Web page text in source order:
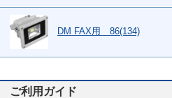
DM FAX用 86(134)
ご利用ガイド